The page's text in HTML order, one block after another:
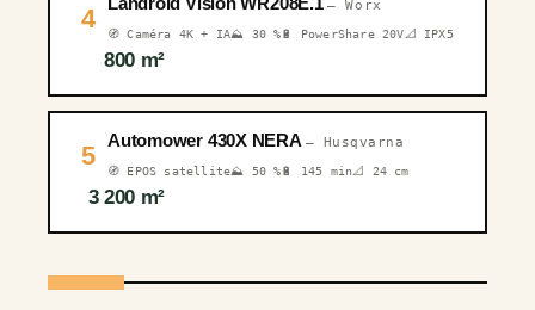
4 — Worx
🧭 Caméra 4K + IA⛰️ 30 %🔋 PowerShare 20V📐 IPX5
800 m²
5
Automower 430X NERA — Husqvarna
🧭 EPOS satellite⛰️ 50 %🔋 145 min📐 24 cm
3 200 m²